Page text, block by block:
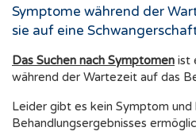
Symptome während der
sie auf eine
Das Suchen nach Symptomen ist
während der Wartezeit auf das
Leider gibt es kein Symptom
Behandlungsergebnisses